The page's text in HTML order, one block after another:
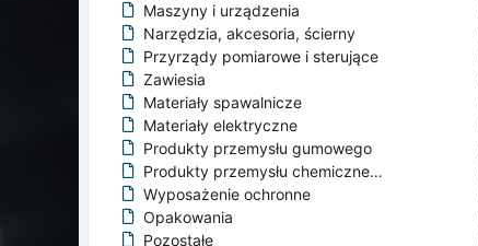
Maszyny i urządzenia
Narzędzia, akcesoria, ścierny
Przyrządy pomiarowe i sterujące
Zawiesia
Materiały spawalnicze
Materiały elektryczne
Produkty przemysłu gumowego
Produkty przemysłu chemicznego
Wyposażenie ochronne
Opakowania
Pozostałe